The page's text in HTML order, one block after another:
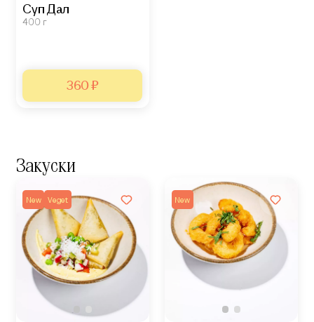
Суп Дал
400 г
360 ₽
Закуски
New Veget New